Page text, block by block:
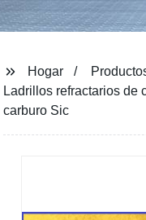
Hogar
Ladrillos refractarios de
carburo Sic